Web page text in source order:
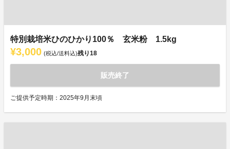
特別栽培米ひのひかり100％ 玄米粉 1.5kg
¥3,000 (税込/送料込)残り18
販売終了
ご提供予定時期：2025年9月末頃